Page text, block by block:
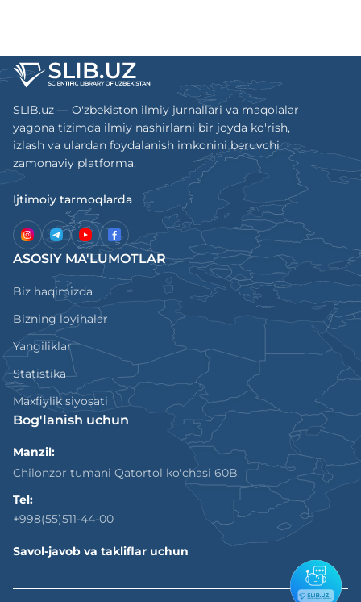
SLIB.uz — O'zbekiston ilmiy jurnallari va maqolalar
yagona tizimda ilmiy nashirlarni bir joyda ko'rish,
izlash va ulardan foydalanish imkonini beruvchi
zamonaviy platforma.
Ijtimoiy tarmoqlarda
ASOSIY MA'LUMOTLAR
Biz haqimizda
Bizning loyihalar
Yangiliklar
Statistika
Maxfiylik siyosati
Bog'lanish uchun
Manzil:
Chilonzor tumani Qatortol ko'chasi 60B
Tel:
+998(55)511-44-00
Savol-javob va takliflar uchun